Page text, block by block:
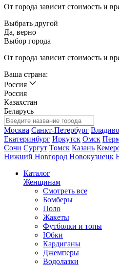
От города зависит стоимость и
Выбрать другой
Да, верно
Выбор города
От города зависит стоимость и
Ваша страна:
Россия
Россия
Казахстан
Беларусь
Москва Санкт-Петербург
Екатеринбург Иркутск Омск
Сочи Сургут Томск Казань
Нижний Новгород Новокузнецк
Каталог
Женщинам
Смотреть все
Бомберы
Поло
Жакеты
Футболки и топы
Юбки
Кардиганы
Джемперы
Водолазки